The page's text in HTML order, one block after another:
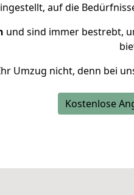
auf die
und sind immer bestrebt,
Umzug nicht, denn bei
Kostenlose